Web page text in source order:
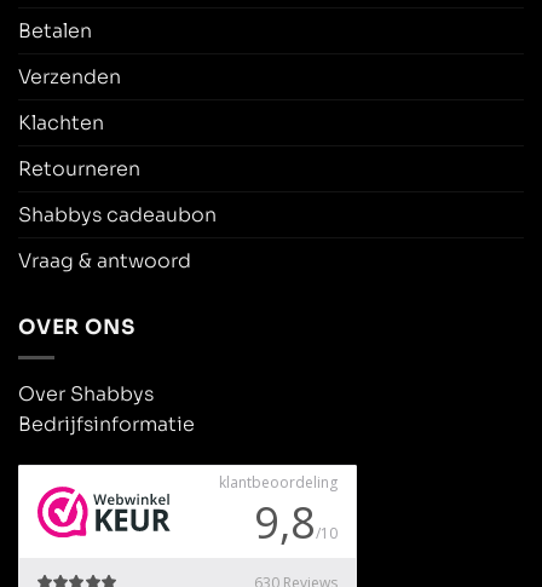
Betalen
Verzenden
Klachten
Retourneren
Shabbys cadeaubon
Vraag & antwoord
OVER ONS
Over Shabbys
Bedrijfsinformatie